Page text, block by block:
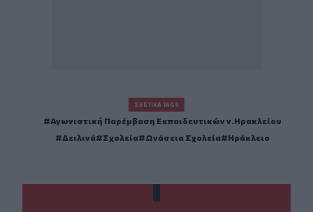
ΣΧΕΤΙΚΆ TAGS
Αγωνιστική Παρέμβαση Εκπαιδευτικών ν.Ηρακλείου
Δειλινά
Σχολεία Ωνάσεια Σχολεία Ηράκλειο